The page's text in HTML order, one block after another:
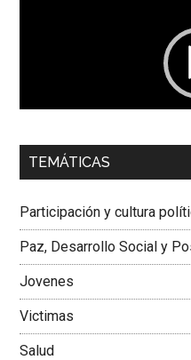
00:00
Dra. Carolina Corcho Mejía,
Colombiana
TEMÁTICAS
Participación y cultura
Paz, Desarrollo Social y
Jovenes
Victimas
Salud